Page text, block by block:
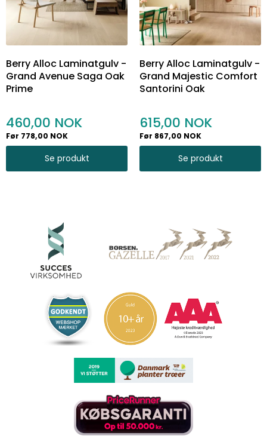
Berry Alloc Laminatgulv -
Grand Avenue Saga Oak
Prime
460,00
Før 778,00 NOK
Se produkt
Berry Alloc Laminatgulv -
Grand Majestic Comfort
Santorini Oak
615,00
Før 867,00 NOK
Se produkt